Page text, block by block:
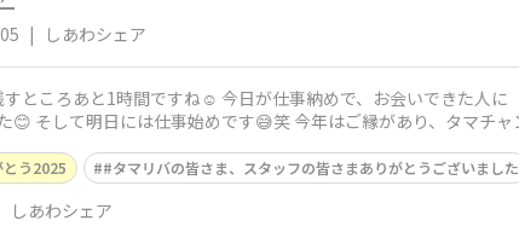
| しあわシェア
、お会いできた人に「今年もお世話になりありがとございまし
くさんのタ
とう2025 #タマリバの皆さま、スタッフの皆さまありがとうございました
しあわシェア